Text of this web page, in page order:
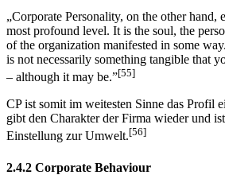
„Corporate Personality, on the other hand,
most profound level. It is the soul, the
of the organization manifested in some
is not necessarily something tangible that
CP ist somit im weitesten Sinne das Profil
gibt den Charakter der Firma wieder und ist